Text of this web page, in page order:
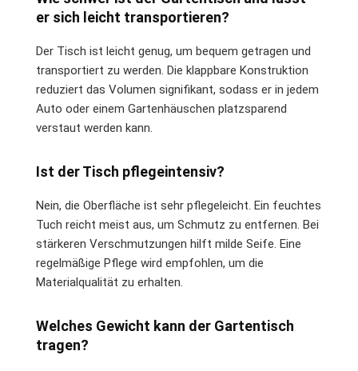
er sich leicht transportieren?
Der Tisch ist leicht genug, um bequem getragen und
transportiert zu werden. Die klappbare Konstruktion
reduziert das Volumen signifikant, sodass er in jedem
Auto oder einem Gartenhäuschen platzsparend
verstaut werden kann.
Ist der Tisch pflegeintensiv?
Nein, die Oberfläche ist sehr pflegeleicht. Ein feuchtes
Tuch reicht meist aus, um Schmutz zu entfernen. Bei
stärkeren Verschmutzungen hilft milde Seife. Eine
regelmäßige Pflege wird empfohlen, um die
Materialqualität zu erhalten.
Welches Gewicht kann der Gartentisch
tragen?